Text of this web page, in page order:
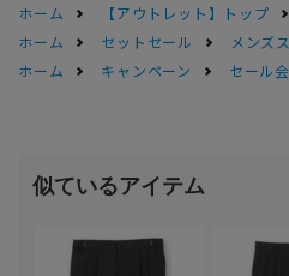
ホーム
【アウトレット】トップ
ホーム
セットセール メンズ
ホーム
キャンペーン セール